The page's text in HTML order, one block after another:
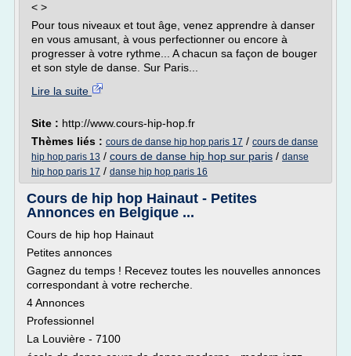
< >
Pour tous niveaux et tout âge, venez apprendre à danser
en vous amusant, à vous perfectionner ou encore à
progresser à votre rythme... A chacun sa façon de bouger
et son style de danse. Sur Paris...
Lire la suite
Site : http://www.cours-hip-hop.fr
Thèmes liés : cours de danse hip hop paris 17 / cours de danse
hip hop paris 13 / cours de danse hip hop sur paris / danse
hip hop paris 17 / danse hip hop paris 16
Cours de hip hop Hainaut - Petites
Annonces en Belgique ...
Cours de hip hop Hainaut
Petites annonces
Gagnez du temps ! Recevez toutes les nouvelles annonces
correspondant à votre recherche.
4 Annonces
Professionnel
La Louvière - 7100